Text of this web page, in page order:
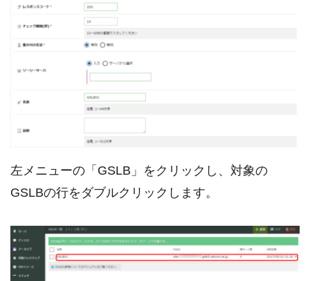
左メニューの「GSLB」をクリックし、対象の
GSLBの行をダブルクリックします。